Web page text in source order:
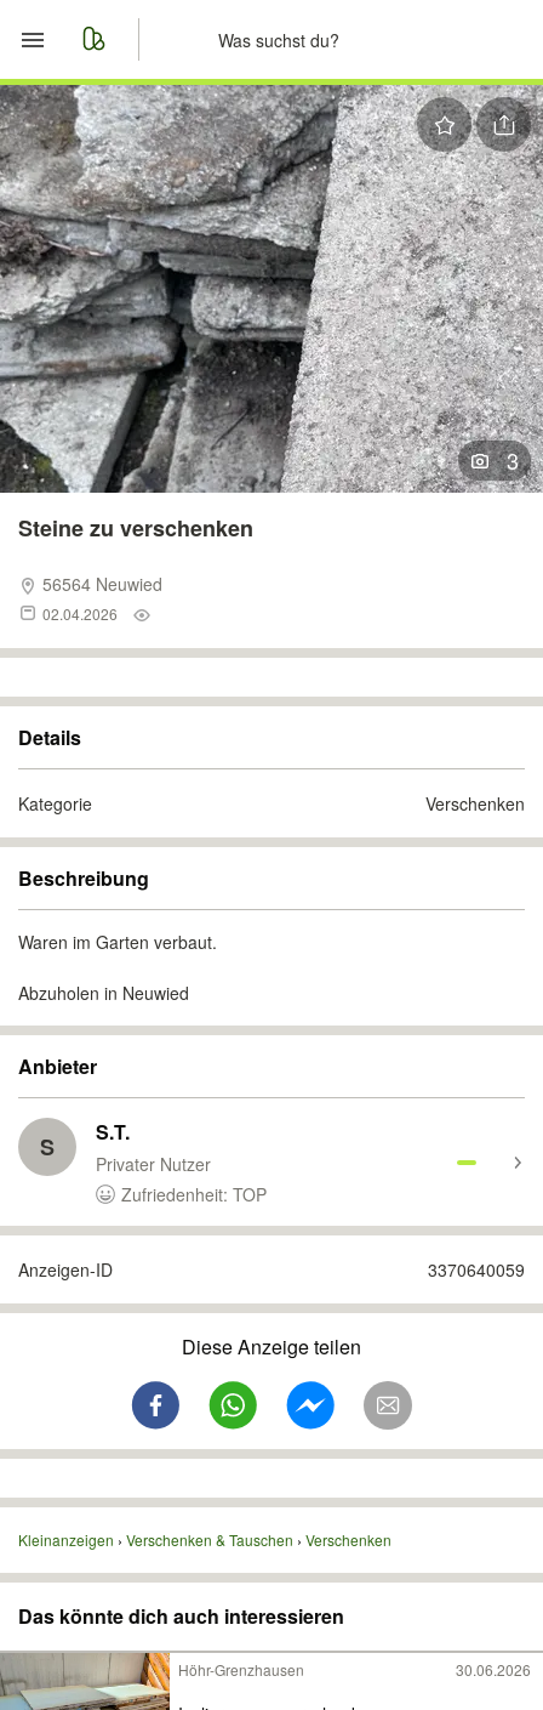
Start
Merkliste
Nachrichten
Anzeige aufgeben
3
Steine zu verschenken
56564 Neuwied
02.04.2026
Details
Kategorie Verschenken
Beschreibung
Waren im Garten verbaut.
Abzuholen in Neuwied
Anbieter
S S.T.
Privater Nutzer
Zufriedenheit: TOP
Anzeigen-ID 3370640059
Diese Anzeige teilen
Kleinanzeigen Verschenken & Tauschen Verschenken
Das könnte dich auch interessieren
Höhr-Grenzhausen 30.06.2026